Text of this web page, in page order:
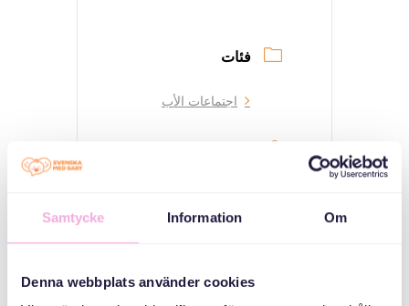
Samtycke Information Om
Denna webbplats använder cookies
فئات
اجتماعات الأب